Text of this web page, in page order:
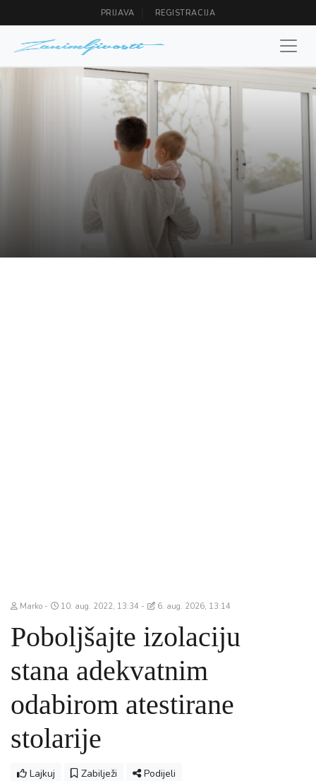
PRIJAVA REGISTRACIJA
Marko 10. aug. 2022, 13:34 6. aug. 2026, 13:14
Poboljšajte izolaciju
stana adekvatnim
odabirom atestirane
stolarije
Lajkuj Zabilježi Podijeli